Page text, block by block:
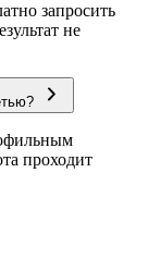
запросить
не
проходит